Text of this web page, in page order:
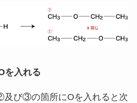
入れる
及び③の箇所にOを入れると次